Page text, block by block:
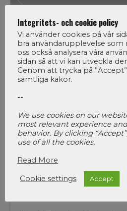
29
MAR 2010
Integritets- och cookie policy
Vi använder cookies på vår
bra användarupplevelse som
oss också analysera våra
sidan så att vi kan utveckla
Genom att trycka på
samtliga kakor.
--
We use cookies on our
most relevant experience
behavior. By clicking
use of all the cookies.
Read More
Cookie settings Accept